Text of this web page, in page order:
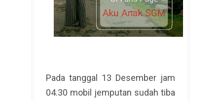
Pada tanggal 13 Desember jam
04.30 mobil jemputan sudah tiba